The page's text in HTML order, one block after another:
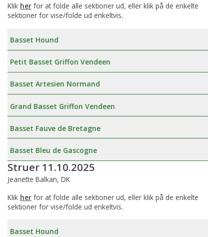
Klik her for at folde alle sektioner ud, eller klik på de enkelte
sektioner for vise/folde ud enkeltvis.
Basset Hound
Petit Basset Griffon Vendeen
Basset Artesien Normand
Grand Basset Griffon Vendeen
Basset Fauve de Bretagne
Basset Bleu de Gascogne
Struer 11.10.2025
Jeanette Balkan, DK
Klik her for at folde alle sektioner ud, eller klik på de enkelte
sektioner for vise/folde ud enkeltvis.
Basset Hound